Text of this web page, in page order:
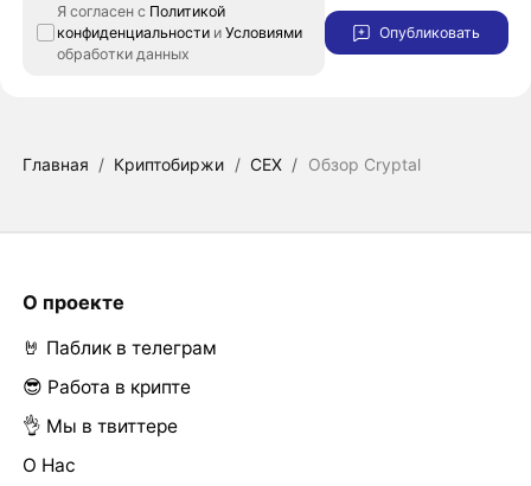
Я согласен с Политикой
конфиденциальности иУсловиями
обработки данных
Опубликовать
Главная / Криптобиржи / CEX / Обзор Cryptal
О проекте
🤘 Паблик в телеграм
😎 Работа в крипте
👌 Мы в твиттере
О Нас